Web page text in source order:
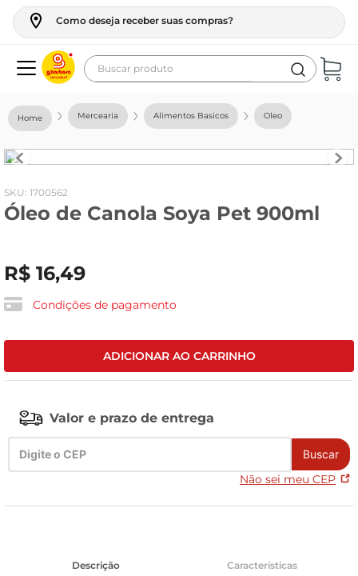
Como deseja receber suas compras?
Buscar produto
Mercearia Alimentos Basicos Oleo
: 1700562
Óleo de Canola Soya Pet 900ml
R$ 16,49
Condições de pagamento
ADICIONAR AO CARRINHO
Valor e prazo de entrega
Buscar
Não sei meu CEP
Descrição Características
geladeira
fogao
café
frango
leite
tv